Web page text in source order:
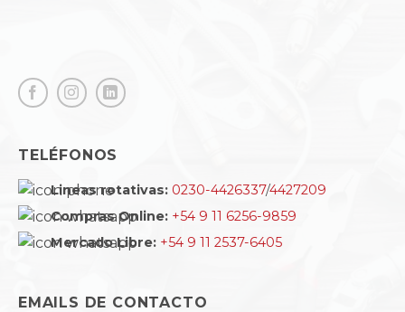
TELÉFONOS
Lineas rotativas: 0230-4426337/4427209
Compras Online: +54 9 11 6256-9859
Mercado Libre: +54 9 11 2537-6405
EMAILS DE CONTACTO